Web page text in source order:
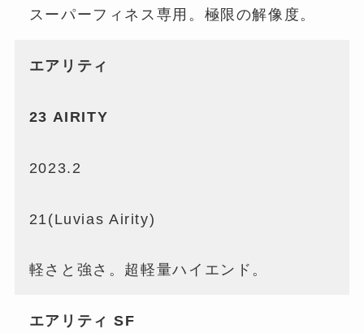
スーパーフィネス専用。極限の解像度。
エアリティ
23 AIRITY
2023.2
21(Luvias Airity)
軽さと強さ。超軽量ハイエンド。
エアリティ SF